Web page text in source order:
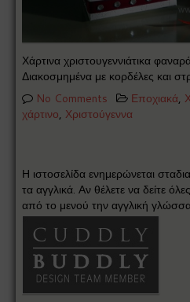
Χάρτινα χριστουγεννιάτικα
Διακοσμημένα με κορδέλες και
No Comments
Εποχιακά,
χάρτινο, Χριστούγεννα
Η ιστοσελίδα ενημερώνεται
τα αγγλικά. Αν θέλετε να δείτε
από το μενού την αγγλική